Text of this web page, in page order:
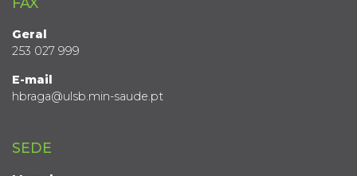
Geral
253 027 999
E-mail
hbraga@ulsb.min-saude.pt
SEDE